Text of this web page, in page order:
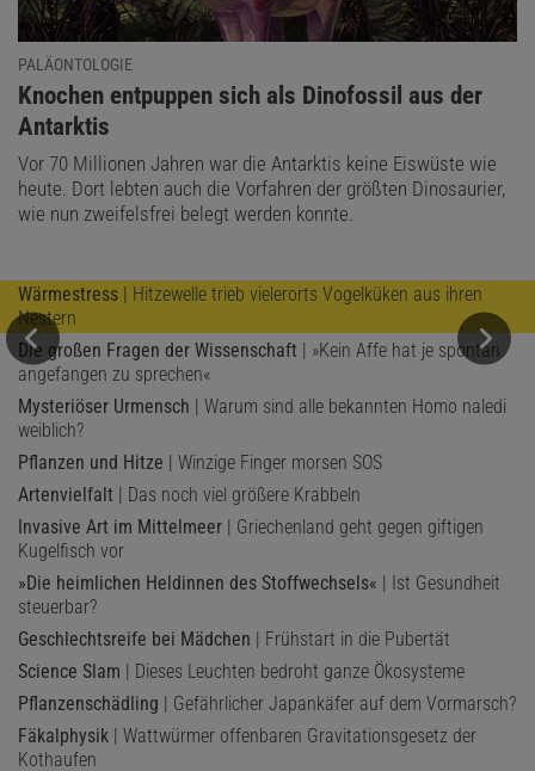
PALÄONTOLOGIE
:
Knochen entpuppen sich als Dinofossil aus der
Antarktis
Vor 70 Millionen Jahren war die Antarktis keine Eiswüste wie
heute. Dort lebten auch die Vorfahren der größten Dinosaurier,
wie nun zweifelsfrei belegt werden konnte.
Wärmestress | Hitzewelle trieb vielerorts Vogelküken aus ihren
Nestern
Die großen Fragen der Wissenschaft | »Kein Affe hat je spontan
angefangen zu sprechen«
Mysteriöser Urmensch | Warum sind alle bekannten Homo naledi
weiblich?
Pflanzen und Hitze | Winzige Finger morsen SOS
Artenvielfalt | Das noch viel größere Krabbeln
Invasive Art im Mittelmeer | Griechenland geht gegen giftigen
Kugelfisch vor
»Die heimlichen Heldinnen des Stoffwechsels« | Ist Gesundheit
steuerbar?
Geschlechtsreife bei Mädchen | Frühstart in die Pubertät
Science Slam | Dieses Leuchten bedroht ganze Ökosysteme
Pflanzenschädling | Gefährlicher Japankäfer auf dem Vormarsch?
Fäkalphysik | Wattwürmer offenbaren Gravitationsgesetz der
Kothaufen